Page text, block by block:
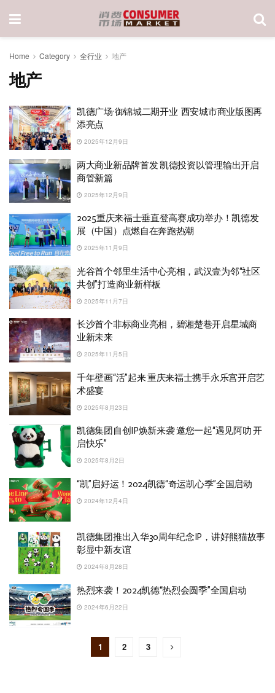
Home Category 全行业 地产
地产
凯德广场·御锦城二期开业 西安城市商业版图再
添亮点
2025年12月9日
两大商业新品牌首发 凯德投资以管理输出开启
商管新篇
2025年12月9日
2025重庆来福士垂直登高赛成功举办！凯德发
展（中国）点燃自在奔跑热潮
2025年11月9日
光谷首个邻里生活中心亮相，武汉壹为邻“社区
共创”打造商业新样板
2025年11月7日
长沙首个非标商业亮相，碧湘楚巷开启星城商
业新未来
2025年11月5日
千年壁画“活”起来 重庆来福士携手永乐宫开启艺
术盛宴
2025年8月23日
凯德集团自创IP焕新来袭 邀您一起“遇见阿叻 开
启快乐”
2025年8月2日
“凯”启好运！2024凯德“奇运凯心季”全国启动
2024年12月4日
凯德集团推出入华30周年纪念IP，讲好熊猫故事
彰显中新友谊
2024年8月28日
热烈来袭！2024凯德“热烈会圆季”全国启动
2024年6月22日
1 2 3